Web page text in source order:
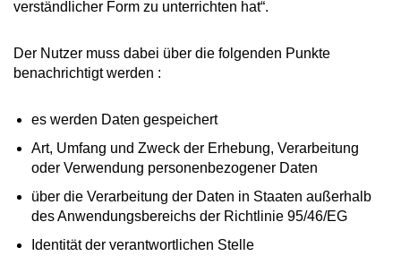
verständlicher Form zu unterrichten hat“.
Der Nutzer muss dabei über die folgenden Punkte
benachrichtigt werden :
es werden Daten gespeichert
Art, Umfang und Zweck der Erhebung, Verarbeitung
oder Verwendung personenbezogener Daten
über die Verarbeitung der Daten in Staaten außerhalb
des Anwendungsbereichs der Richtlinie 95/46/EG
Identität der verantwortlichen Stelle